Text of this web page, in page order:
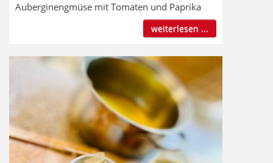
Auberginengmüse mit Tomaten und Paprika
weiterlesen ...